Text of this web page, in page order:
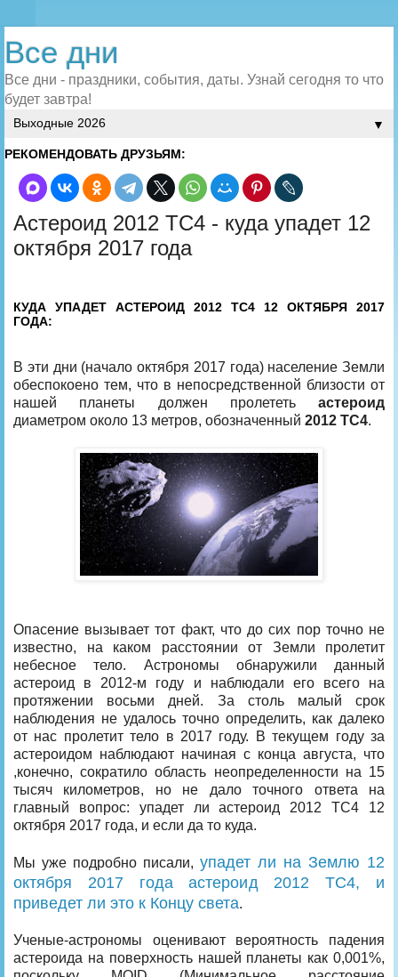
Все дни
Все дни - праздники, события, даты. Узнай сегодня то что
будет завтра!
▼
РЕКОМЕНДОВАТЬ ДРУЗЬЯМ:
Астероид 2012 TC4 - куда упадет 12
октября 2017 года
КУДА УПАДЕТ АСТЕРОИД 2012 TC4 12 ОКТЯБРЯ 2017
ГОДА:
В эти дни (начало октября 2017 года) население Земли
обеспокоено тем, что в непосредственной близости от
нашей планеты должен пролететь астероид
диаметром около 13 метров, обозначенный 2012 TC4.
Опасение вызывает тот факт, что до сих пор точно не
известно, на каком расстоянии от Земли пролетит
небесное тело. Астрономы обнаружили данный
астероид в 2012-м году и наблюдали его всего на
протяжении восьми дней. За столь малый срок
наблюдения не удалось точно определить, как далеко
от нас пролетит тело в 2017 году. В текущем году за
астероидом наблюдают начиная с конца августа, что
,конечно, сократило область неопределенности на 15
тысяч километров, но не дало точного ответа на
главный вопрос: упадет ли астероид 2012 TC4 12
октября 2017 года, и если да то куда.
Мы уже подробно писали, упадет ли на Землю 12
октября 2017 года астероид 2012 TC4, и
приведет ли это к Концу света.
Ученые-астрономы оценивают вероятность падения
астероида на поверхность нашей планеты как 0,001%,